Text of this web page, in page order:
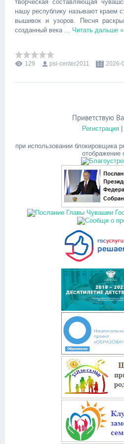
творческая составляющая
нашу республику называют краем
вышивок и узоров. Песня
созданный века
Читать дальше »
129 psi-center2011 2026-
Приветствую
Регистрация|
при использовании блокировщика
отображение